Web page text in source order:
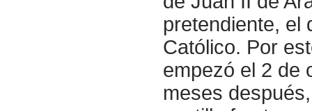
pretendiente, el
Católico. Por
empezó el 2 de
meses